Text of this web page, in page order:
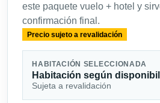
este paquete vuelo + hotel y
confirmación final.
Precio sujeto a revalidación
HABITACIÓN SELECCIONADA
Habitación según
Sujeta a revalidación